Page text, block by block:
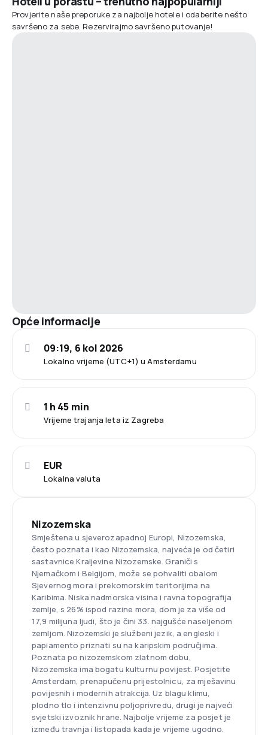
Provjerite naše preporuke za najbolje hotele i odaberite nešto
savršeno za sebe. Rezervirajmo savršeno putovanje!
Opće informacije
Lokalno vrijeme (UTC+1) u Amsterdamu
09:19, 6 kol 2026
Vrijeme trajanja leta iz Zagreba
1 h 45 min
Lokalna valuta
EUR
Nizozemska
Smještena u sjeverozapadnoj Europi, Nizozemska,
često poznata i kao Nizozemska, najveća je od četiri
sastavnice Kraljevine Nizozemske. Graniči s
Njemačkom i Belgijom, može se pohvaliti obalom
Sjevernog mora i prekomorskim teritorijima na
Karibima. Niska nadmorska visina i ravna topografija
zemlje, s 26% ispod razine mora, dom je za više od
17,9 milijuna ljudi, što je čini 33. najgušće naseljenom
zemljom. Nizozemski je službeni jezik, a engleski i
papiamento priznati su na karipskim područjima.
Poznata po nizozemskom zlatnom dobu,
Nizozemska ima bogatu kulturnu povijest. Posjetite
Amsterdam, prenapučenu prijestolnicu, za mješavinu
povijesnih i modernih atrakcija. Uz blagu klimu,
plodno tlo i intenzivnu poljoprivredu, drugi je najveći
svjetski izvoznik hrane. Najbolje vrijeme za posjet je
između travnja i listopada kada je vrijeme ugodno.